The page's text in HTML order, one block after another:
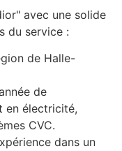
avec une solide
du service :
de Halle-
de
en électricité,
CVC.
dans un